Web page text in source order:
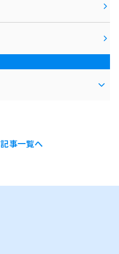
記事一覧へ